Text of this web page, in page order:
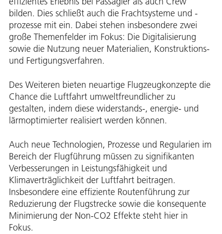
bilden. Dies schließt auch die Frachtsysteme und -
prozesse mit ein. Dabei stehen insbesondere zwei
große Themenfelder im Fokus: Die Digitalisierung
sowie die Nutzung neuer Materialien, Konstruktions-
und Fertigungsverfahren.
Des Weiteren bieten neuartige Flugzeugkonzepte die
Chance die Luftfahrt umweltfreundlicher zu
gestalten, indem diese widerstands-, energie- und
lärmoptimierter realisiert werden können.
Auch neue Technologien, Prozesse und Regularien im
Bereich der Flugführung müssen zu signifikanten
Verbesserungen in Leistungsfähigkeit und
Klimaverträglichkeit der Luftfahrt beitragen.
Insbesondere eine effiziente Routenführung zur
Reduzierung der Flugstrecke sowie die konsequente
Minimierung der Non-CO2 Effekte steht hier in
Fokus.